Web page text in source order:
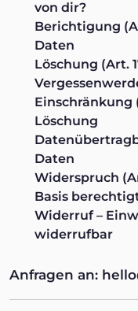
von dir?
Berichtigung
Daten
Löschung (Art.
Einschränkung
Löschung
Daten
Widerspruch
Basis
Widerruf–
widerrufbar
Anfragen an: